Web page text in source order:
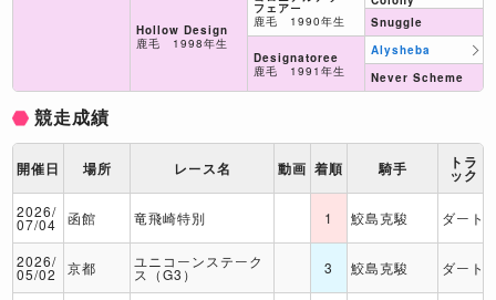
Hollow Design
鹿毛 1998年生
フェアー
鹿毛 1990年生
Designatoree
鹿毛 1991年生
Snuggle
Alysheba
Never Scheme
競走成績
開催日 場所 レース名 動画 着順 騎手 トラ
ック
2026/
07/04 函館 竜飛崎特別 1 鮫島克駿 ダート
2026/
05/02 京都 ユニコーンステーク
ス（G3） 3 鮫島克駿 ダート